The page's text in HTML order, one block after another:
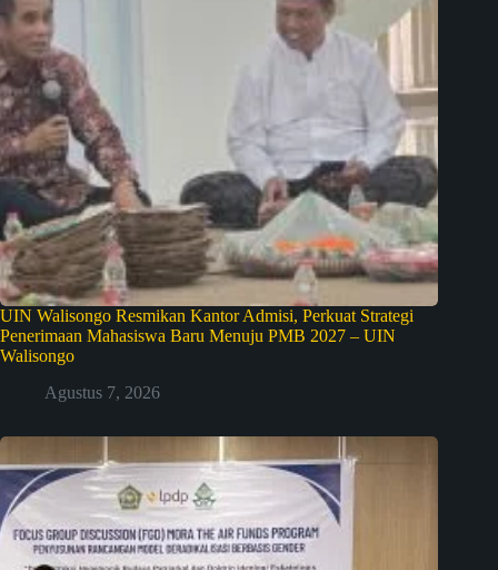
UIN Walisongo Resmikan Kantor Admisi, Perkuat Strategi
Penerimaan Mahasiswa Baru Menuju PMB 2027 – UIN
Walisongo
Agustus 7, 2026